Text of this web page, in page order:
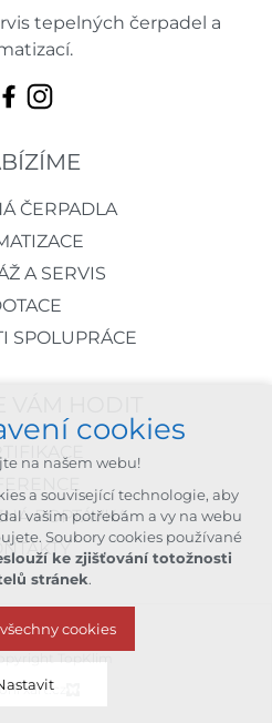
tepelných čerpadel a
ČERPADLA
A SERVIS
SPOLUPRÁCE
POPTÁVKA
TopKlim
xart.cz
cookies
na našem webu!
a související technologie, aby
vašim potřebám a vy na webu
Soubory cookies používané
ke zjišťování totožnosti
stránek.
cookies